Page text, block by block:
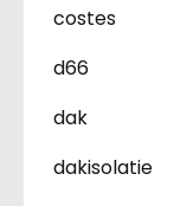
costes
d66
dak
dakisolatie